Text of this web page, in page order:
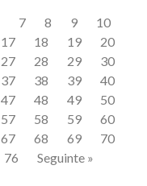
7 8 9
10
17 18 19
20
27 28 29
30
37 38 39
40
47 48 49
50
57 58 59
60
67 68 69
70
76 Seguinte »